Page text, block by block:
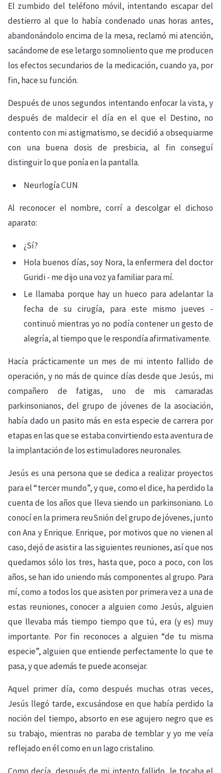
El zumbido del teléfono móvil, intentando escapar del
destierro al que lo había condenado unas horas antes,
abandonándolo encima de la mesa, reclamó mi atención,
sacándome de ese letargo somnoliento que me producen
los efectos secundarios de la medicación, cuando ya, por
fin, hace su función.
Después de unos segundos intentando enfocar la vista, y
después de maldecir el día en el que el Destino, no
contento con mi astigmatismo, se decidió a obsequiarme
con una buena dosis de presbicia, al fin conseguí
distinguir lo que ponía en la pantalla.
Neurlogía CUN
Al reconocer el nombre, corrí a descolgar el dichoso
aparato:
¿Sí?
Hola buenos días, soy Nora, la enfermera del doctor
Guridi - me dijo una voz ya familiar para mí.
Le llamaba porque hay un hueco para adelantar la
fecha de su cirugía, para este mismo jueves -
continuó mientras yo no podía contener un gesto de
alegría, al tiempo que le respondía afirmativamente.
Hacía prácticamente un mes de mi intento fallido de
operación, y no más de quince días desde que Jesús, mi
compañero de fatigas, uno de mis camaradas
parkinsonianos, del grupo de jóvenes de la asociación,
había dado un pasito más en esta especie de carrera por
etapas en las que se estaba convirtiendo esta aventura de
la implantación de los estimuladores neuronales.
Jesús es una persona que se dedica a realizar proyectos
para el “tercer mundo”, y que, como el dice, ha perdido la
cuenta de los años que lleva siendo un parkinsoniano. Lo
conocí en la primera reuSnión del grupo de jóvenes, junto
con Ana y Enrique. Enrique, por motivos que no vienen al
caso, dejó de asistir a las siguientes reuniones, así que nos
quedamos sólo los tres, hasta que, poco a poco, con los
años, se han ido uniendo más componentes al grupo. Para
mí, como a todos los que asisten por primera vez a una de
estas reuniones, conocer a alguien como Jesús, alguien
que llevaba más tiempo tiempo que tú, era (y es) muy
importante. Por fin reconoces a alguien “de tu misma
especie”, alguien que entiende perfectamente lo que te
pasa, y que además te puede aconsejar.
Aquel primer día, como después muchas otras veces,
Jesús llegó tarde, excusándose en que había perdido la
noción del tiempo, absorto en ese agujero negro que es
su trabajo, mientras no paraba de temblar y yo me veía
reflejado en él como en un lago cristalino.